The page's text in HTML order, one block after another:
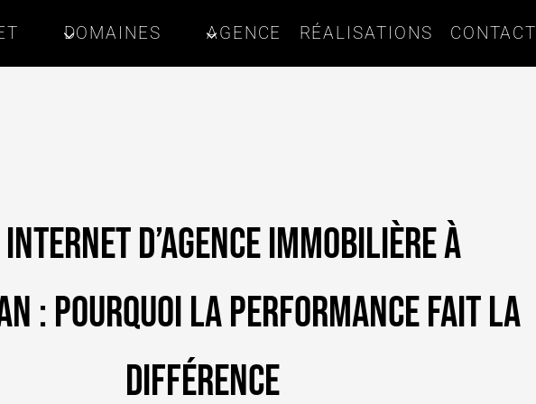
DOMAINES AGENCE RÉALISATIONS CONTACT
d’agence immobilière à
: pourquoi la performance fait la
différence